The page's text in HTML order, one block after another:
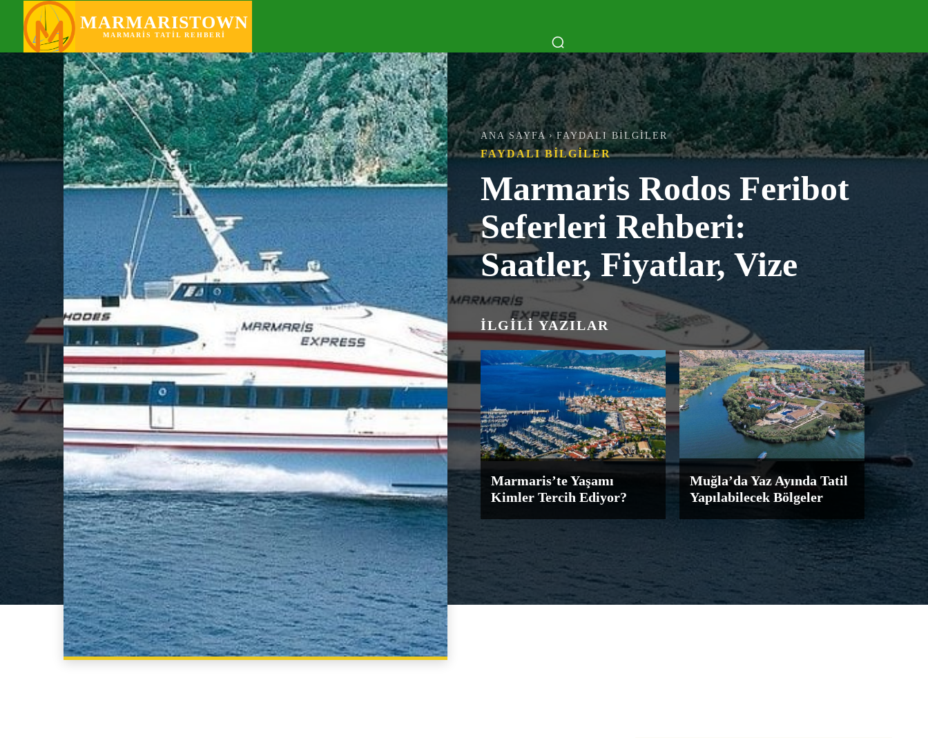
MARMARISTOWN
MARMARIS TATIL REHBERI
KEŞFET
ANA SAYFA FAYDALI BILGILER
FAYDALI BILGILER
Marmaris Rodos Feribot
Seferleri Rehberi:
Saatler, Fiyatlar, Vize
İLGILI YAZILAR
Marmaris’te Yaşamı
Kimler Tercih Ediyor?
Muğla’da Yaz Ayında Tatil
Yapılabilecek Bölgeler